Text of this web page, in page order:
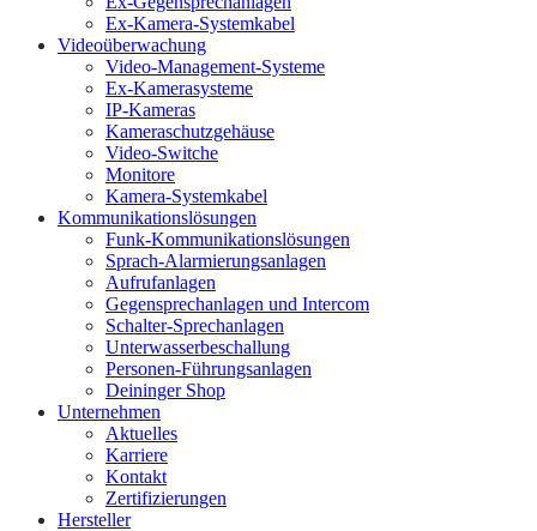
Ex-Kamera-Systemkabel
Videoüberwachung
Video-Management-Systeme
Ex-Kamerasysteme
IP-Kameras
Kameraschutzgehäuse
Video-Switche
Monitore
Kamera-Systemkabel
Kommunikationslösungen
Funk-Kommunikationslösungen
Sprach-Alarmierungsanlagen
Aufrufanlagen
Gegensprechanlagen und Intercom
Schalter-Sprechanlagen
Unterwasserbeschallung
Personen-Führungsanlagen
Deininger Shop
Unternehmen
Aktuelles
Karriere
Kontakt
Zertifizierungen
Hersteller